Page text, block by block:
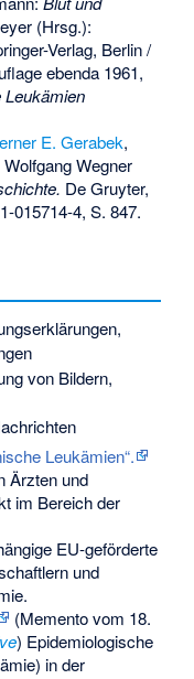
(Hrsg.):
Verlag, Berlin /
ebenda 1961,
Leukämien
E. Gerabek,
Wolfgang Wegner
De Gruyter,
015714-4, S. 847.
von Bildern,
Leukämien“.
Ärzten und
im Bereich der
EU-geförderte
und
(Mementovom 18.
) Epidemiologische
in der